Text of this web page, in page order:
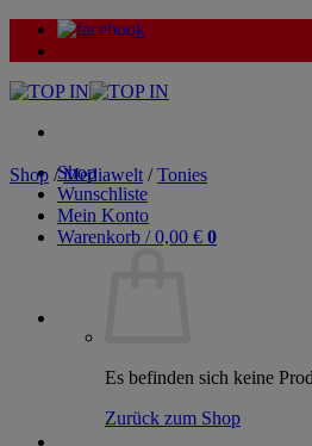
Zum
Inhalt
Shop
Wunschliste
Mein Konto
Warenkorb /0,00 € 0
Es befinden sich keine
Zurück zum Shop
Shop / Mediawelt / Tonies